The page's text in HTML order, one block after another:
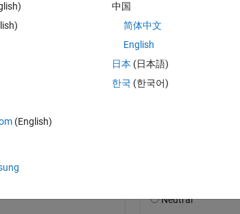
am 4 Mai 2026
(English)
中国
简体中文
English
日本 (日本語)
한국 (한국어)